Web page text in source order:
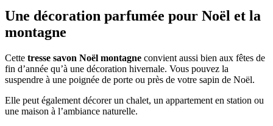
Une décoration parfumée pour Noël et la
montagne
Cette tresse savon Noël montagne convient aussi bien aux fêtes de
fin d’année qu’à une décoration hivernale. Vous pouvez la
suspendre à une poignée de porte ou près de votre sapin de Noël.
Elle peut également décorer un chalet, un appartement en station ou
une maison à l’ambiance naturelle.